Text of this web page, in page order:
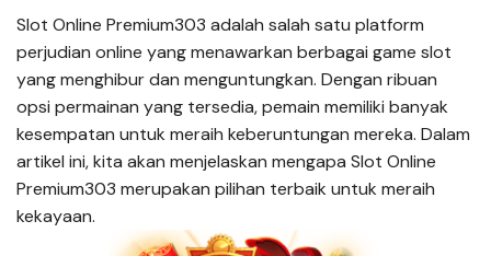
Slot Online Premium303 adalah salah satu platform
perjudian online yang menawarkan berbagai game slot
yang menghibur dan menguntungkan. Dengan ribuan
opsi permainan yang tersedia, pemain memiliki banyak
kesempatan untuk meraih keberuntungan mereka. Dalam
artikel ini, kita akan menjelaskan mengapa Slot Online
Premium303 merupakan pilihan terbaik untuk meraih
kekayaan.